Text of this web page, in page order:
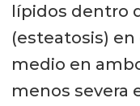
La harina
esteatosis
intestino
lípidos dentro
(esteatosis)
medio en
menos severa